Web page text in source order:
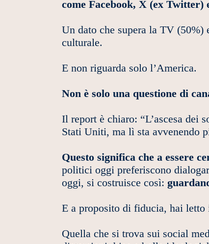
come Facebook, X (ex Twitter)
Un dato che supera la TV
culturale.
E non riguarda solo l’America.
Non è solo una questione di
Il report è chiaro: “L’ascesa dei
Stati Uniti, ma lì sta avvenendo
Questo significa che a essere
politici oggi preferiscono
oggi, si costruisce così:
E a proposito di fiducia, hai
Quella che si trova sui social